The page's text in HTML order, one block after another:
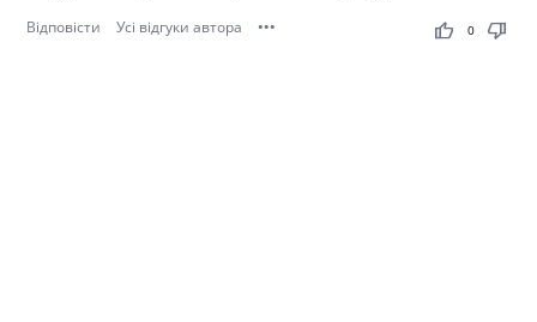
Відповісти Усі відгуки автора ••• thumb_up thumb_down
0